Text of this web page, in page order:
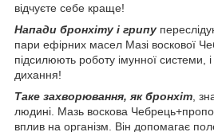
відчуєте себе краще!
Напади бронхіту і грипу
пари ефірних масел Мазі воскової
підсилюють роботу імунної системи, і
дихання!
Таке захворювання, як бронхіт ,
людині. Мазь воскова
вплив на організм. Він допомагає